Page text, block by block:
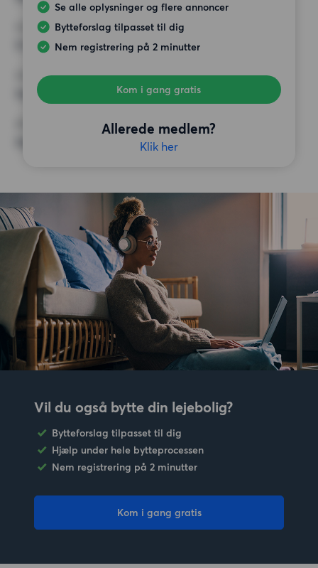
Se alle oplysninger og flere annoncer
Bytteforslag tilpasset til dig
Nem registrering på 2 minutter
Kom i gang gratis
Allerede medlem?
Klik her
MAX HUSLEJE
5 000 kr.
Ingen særlige krav
ØVRIGE PRÆFERENCER
Ingen særlige præferencer
Vil du også bytte din lejebolig?
Bytteforslag tilpasset til dig
Hjælp under hele bytteprocessen
Nem registrering på 2 minutter
Kom i gang gratis